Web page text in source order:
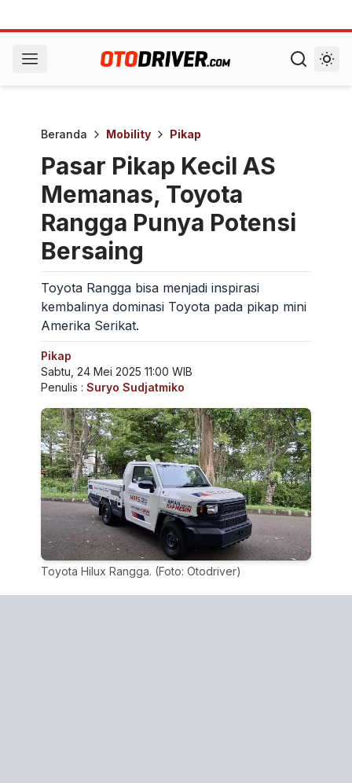
Beranda Mobility Pikap
Pasar Pikap Kecil AS
Memanas, Toyota
Rangga Punya Potensi
Bersaing
Toyota Rangga bisa menjadi inspirasi
kembalinya dominasi Toyota pada pikap mini
Amerika Serikat.
Pikap
Sabtu, 24 Mei 2025 11:00 WIB
Penulis : Suryo Sudjatmiko
Toyota Hilux Rangga. (Foto: Otodriver)